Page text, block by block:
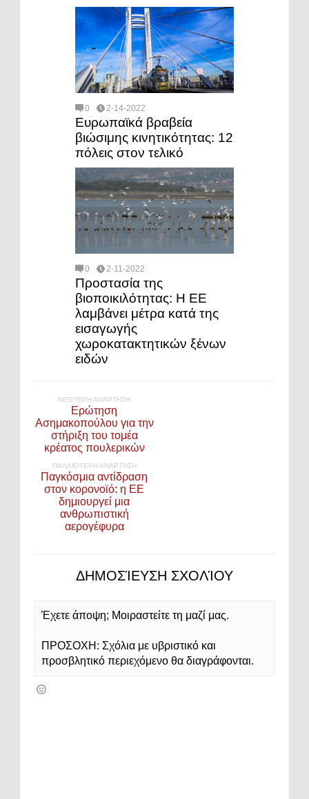
0 2-14-2022
Ευρωπαϊκά βραβεία
βιώσιμης κινητικότητας: 12
πόλεις στον τελικό
0 2-11-2022
Προστασία της
βιοποικιλότητας: Η ΕΕ
λαμβάνει μέτρα κατά της
εισαγωγής
χωροκατακτητικών ξένων
ειδών
ΝΕΌΤΕΡΗ ΑΝΆΡΤΗΣΗ
Ερώτηση
Ασημακοπούλου για την
στήριξη του τομέα
κρέατος πουλερικών
ΠΑΛΑΙΌΤΕΡΗ ΑΝΆΡΤΗΣΗ
Παγκόσμια αντίδραση
στον κορονοϊό: η ΕΕ
δημιουργεί μια
ανθρωπιστική
αερογέφυρα
ΔΗΜΟΣΊΕΥΣΗ ΣΧΟΛΊΟΥ
Έχετε άποψη; Μοιραστείτε τη μαζί μας.
ΠΡΟΣΟΧΗ: Σχόλια με υβριστικό και
προσβλητικό περιεχόμενο θα διαγράφονται.